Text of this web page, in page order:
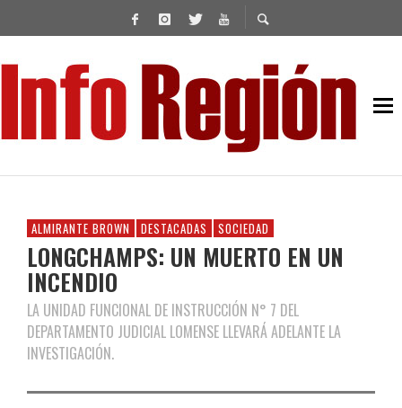
ALMIRANTE BROWN DESTACADAS SOCIEDAD
LONGCHAMPS: UN MUERTO EN UN
INCENDIO
LA UNIDAD FUNCIONAL DE INSTRUCCIÓN N° 7 DEL
DEPARTAMENTO JUDICIAL LOMENSE LLEVARÁ ADELANTE LA
INVESTIGACIÓN.